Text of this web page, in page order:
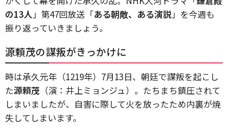
の13人」第47回放送「ある朝敵、ある演説」を今週も
振り返っていきましょう。
源頼茂の謀叛がきっかけに
時は承久元年（1219年）7月13日、朝廷で謀叛を起こし
た源頼茂 （演：井上ミョンジュ）。たちまち鎮圧されて
しまいましたが、自害に際して火を放ったため内裏が焼
失してしまいます。